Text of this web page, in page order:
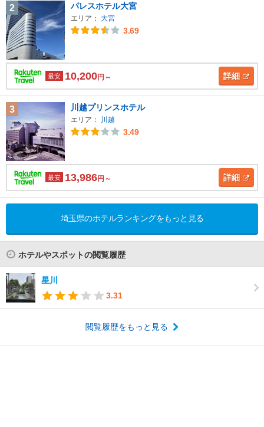
2 パレスホテル大宮
エリア： 大宮
3.69
最安 10,200円～ 詳細
3 川越プリンスホテル
エリア： 川越
3.49
最安 13,986円～ 詳細
埼玉県のホテルランキングをもっと見る
ホテルやスポットの閲覧履歴
星川
3.31
閲覧履歴をもっと見る